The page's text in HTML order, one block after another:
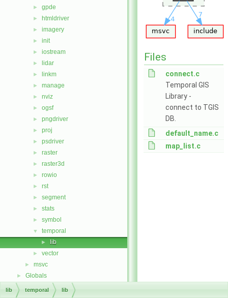
► gpde
► htmldriver
► imagery
► init
► iostream
► lidar
► linkm
► manage
► nviz
► ogsf
► pngdriver
► proj
► psdriver
► raster
► raster3d
► rowio
► rst
► segment
► stats
► symbol
▼ temporal
► lib
► vector
► msvc
► Globals
Files
connect.c
Temporal GIS
Library -
connect to TGIS
DB.
default_name.c
map_list.c
lib temporal lib